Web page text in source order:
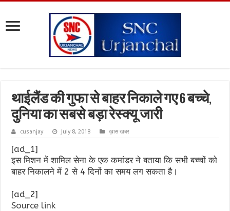
थाईलैंड की गुफा से बाहर निकाले गए 6 बच्चे,
दुनिया का सबसे बड़ा रेस्क्यू जारी
cusanjay July 8, 2018 ख़ास खबर
[ad_1]
इस मिशन में शामिल सेना के एक कमांडर ने बताया कि सभी बच्चों को
बाहर निकालने में 2 से 4 दिनों का समय लग सकता है।
[ad_2]
Source link